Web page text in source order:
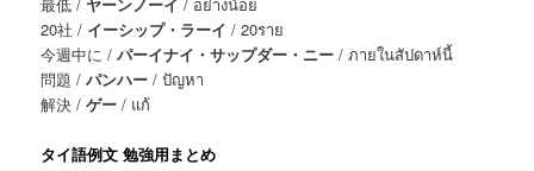
20社 / イーシップ・ラーイ / 20ราย
今週中に /パーイナイ・サップダー・ニー / ภายในสัปดาห์นี้
問題 /パンハー / ปัญหา
解決 /ゲー/ แก้
タイ語例文 勉強用まとめ